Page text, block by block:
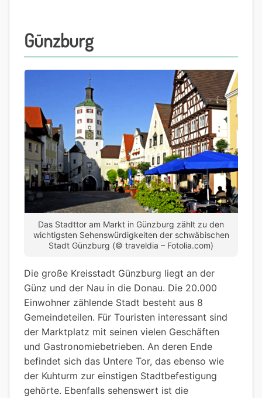
Günzburg
Das Stadttor am Markt in Günzburg zählt zu den
wichtigsten Sehenswürdigkeiten der schwäbischen
Stadt Günzburg (© traveldia – Fotolia.com)
Die große Kreisstadt Günzburg liegt an der
Günz und der Nau in die Donau. Die 20.000
Einwohner zählende Stadt besteht aus 8
Gemeindeteilen. Für Touristen interessant sind
der Marktplatz mit seinen vielen Geschäften
und Gastronomiebetrieben. An deren Ende
befindet sich das Untere Tor, das ebenso wie
der Kuhturm zur einstigen Stadtbefestigung
gehörte. Ebenfalls sehenswert ist die